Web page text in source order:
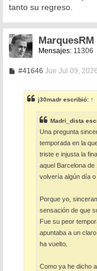
tanto su regreso.
MarquesRM
Mensajes: 11306
#41646M
a
j
e
Jue Jul 09,
j30madr escribió: ↑
Madri_dista
Una pregunta
temporada en la
triste e injusta la
aquel Barcelona
volvería algún día
Porque yo,
sensación de que
Fue su peor
apuntaba a un
ha vuelto.
Como ya he dicho